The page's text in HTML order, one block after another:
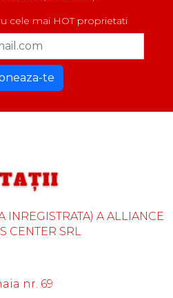
cele mai HOT proprietati
te
INREGISTRATA) A ALLIANCE
CENTER SRL
nr. 69